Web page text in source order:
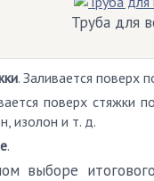
Труба для
. Заливается поверх
поверх стяжки
изолон и т. д.
.
выборе